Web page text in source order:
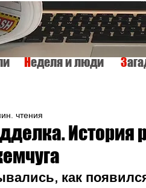
Неделя и людиЗ
История
чтения
как